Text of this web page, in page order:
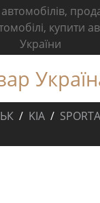
купити
України
KIA